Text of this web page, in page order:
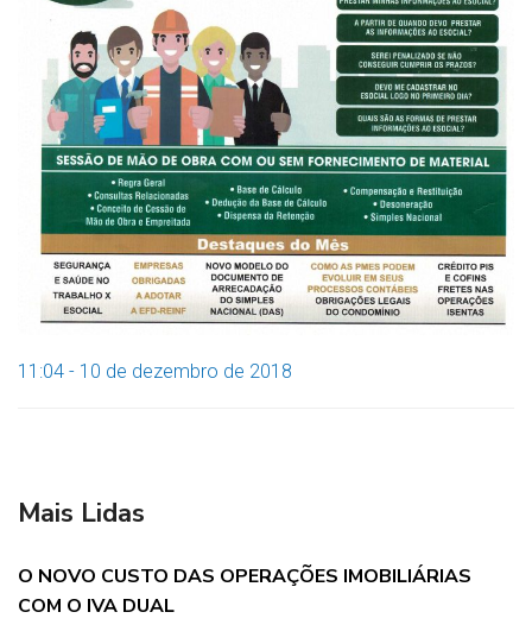
11:04 - 10 de dezembro de 2018
Mais Lidas
O NOVO CUSTO DAS OPERAÇÕES IMOBILIÁRIAS
COM O IVA DUAL